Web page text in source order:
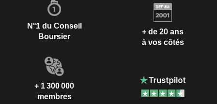
N°1 du Conseil
Boursier
+ de 20 ans
à vos côtés
+ 1 300 000
membres